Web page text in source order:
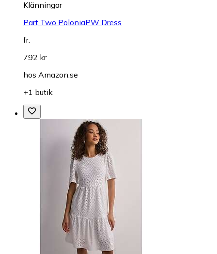
Klänningar
Part Two PoloniaPW Dress
fr.
792 kr
hos Amazon.se
+1 butik